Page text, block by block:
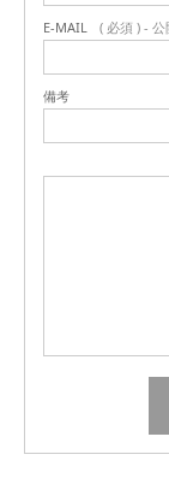
E-MAIL ( 必須 ) -
備考